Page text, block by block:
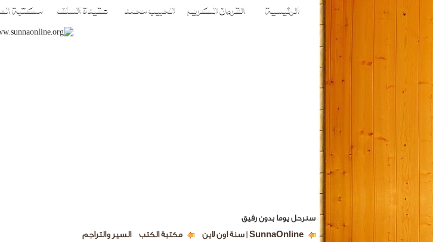
سنرحل يوما بدون رفيق
SunnaOnline | سنة اون لاين مكتبة الكتب السير والتراجم